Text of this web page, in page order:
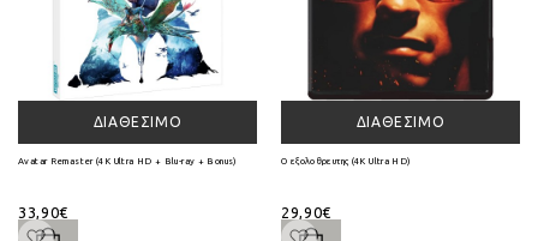
ΔΙΑΘΈΣΙΜΟ
Avatar Remaster (4K Ultra HD + Blu-ray + Bonus)
33,90€
ΔΙΑΘΈΣΙΜΟ
Ο εξολοθρευτης (4K Ultra HD)
29,90€